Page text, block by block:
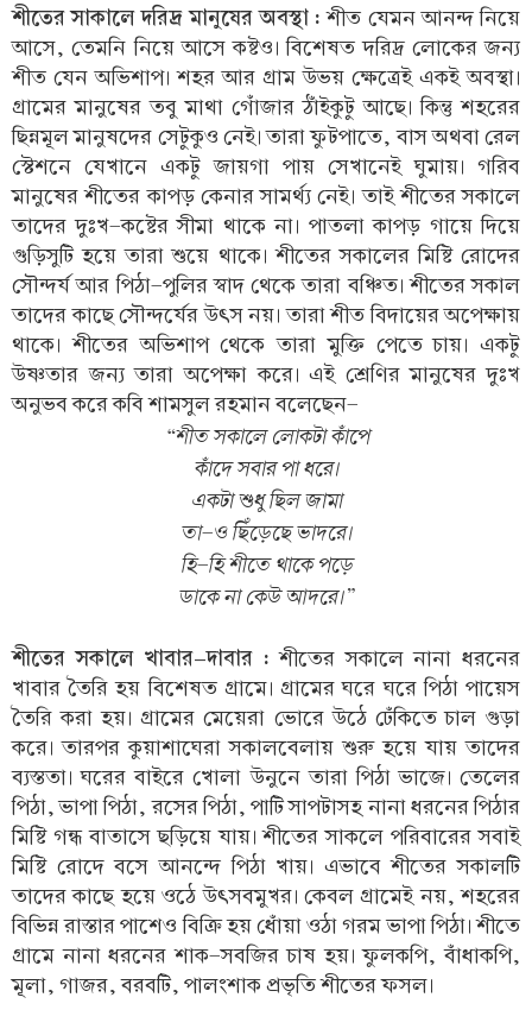
শীতের সাকালে দরিদ্র মানুষের অবস্থা :শীত যেমন আনন্দ নিয়ে
আসে, তেমনি নিয়ে আসে কষ্টও। বিশেষত দরিদ্র লোকের জন্য
শীত যেন অভিশাপ। শহর আর গ্রাম উভয় ক্ষেত্রেই একই অবস্থা।
গ্রামের মানুষের তবু মাথা গোঁজার ঠাঁইকুটু আছে। কিন্তু শহরের
ছিন্নমূল মানুষদের সেটুকুও নেই। তারা ফুটপাতে, বাস অথবা রেল
স্টেশনে যেখানে একটু জায়গা পায় সেখানেই ঘুমায়। গরিব
মানুষের শীতের কাপড় কেনার সামর্থ্য নেই। তাই শীতের সকালে
তাদের দুঃখ-কষ্টের সীমা থাকে না। পাতলা কাপড় গায়ে দিয়ে
গুড়িসুটি হয়ে তারা শুয়ে থাকে। শীতের সকালের মিষ্টি রোদের
সৌন্দর্য আর পিঠা-পুলির স্বাদ থেকে তারা বঞ্চিত। শীতের সকাল
তাদের কাছে সৌন্দর্যের উৎস নয়। তারা শীত বিদায়ের অপেক্ষায়
থাকে। শীতের অভিশাপ থেকে তারা মুক্তি পেতে চায়। একটু
উষ্ণতার জন্য তারা অপেক্ষা করে। এই শ্রেণির মানুষের দুঃখ
অনুভব করে কবি শামসুল রহমান বলেছেন-
“শীত সকালে লোকটা কাঁপে
কাঁদে সবার পা ধরে।
একটা শুধু ছিল জামা
তা-ও ছিঁড়েছে ভাদরে।
হি-হি শীতে থাকে পড়ে
ডাকে না কেউ আদরে।”
শীতের সকালে খাবার-দাবার : শীতের সকালে নানা ধরনের
খাবার তৈরি হয় বিশেষত গ্রামে। গ্রামের ঘরে ঘরে পিঠা পায়েস
তৈরি করা হয়। গ্রামের মেয়েরা ভোরে উঠে ঢেঁকিতে চাল গুড়া
করে। তারপর কুয়াশাঘেরা সকালবেলায় শুরু হয়ে যায় তাদের
ব্যস্ততা। ঘরের বাইরে খোলা উনুনে তারা পিঠা ভাজে। তেলের
পিঠা, ভাপা পিঠা, রসের পিঠা, পাটি সাপটাসহ নানা ধরনের পিঠার
মিষ্টি গন্ধ বাতাসে ছড়িয়ে যায়। শীতের সাকলে পরিবারের সবাই
মিষ্টি রোদে বসে আনন্দে পিঠা খায়। এভাবে শীতের সকালটি
তাদের কাছে হয়ে ওঠে উৎসবমুখর। কেবল গ্রামেই নয়, শহরের
বিভিন্ন রাস্তার পাশেও বিক্রি হয় ধোঁয়া ওঠা গরম ভাপা পিঠা। শীতে
গ্রামে নানা ধরনের শাক-সবজির চাষ হয়। ফুলকপি, বাঁধাকপি,
মূলা, গাজর, বরবটি, পালংশাক প্রভৃতি শীতের ফসল।